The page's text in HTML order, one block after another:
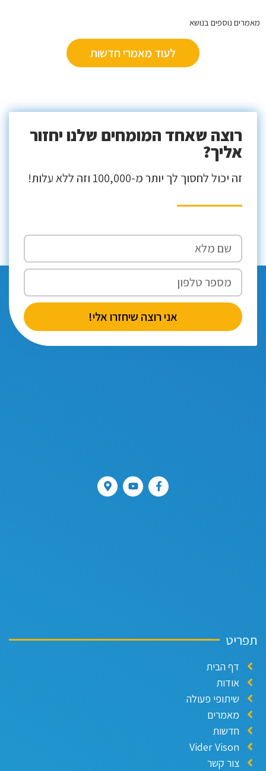
נוספים בנושא
לעוד מאמרי חדשות
רוצה שאחד המומחים שלנו יחזור
אליך?
זה יכול לחסוך לך יותר מ-100,000 וזה ללא עלות!
אני רוצה שיחזרו אלי!
דף הבית
אודות
שיתופי פעולה
מאמרים
חדשות
Vider Vison
צור קשר